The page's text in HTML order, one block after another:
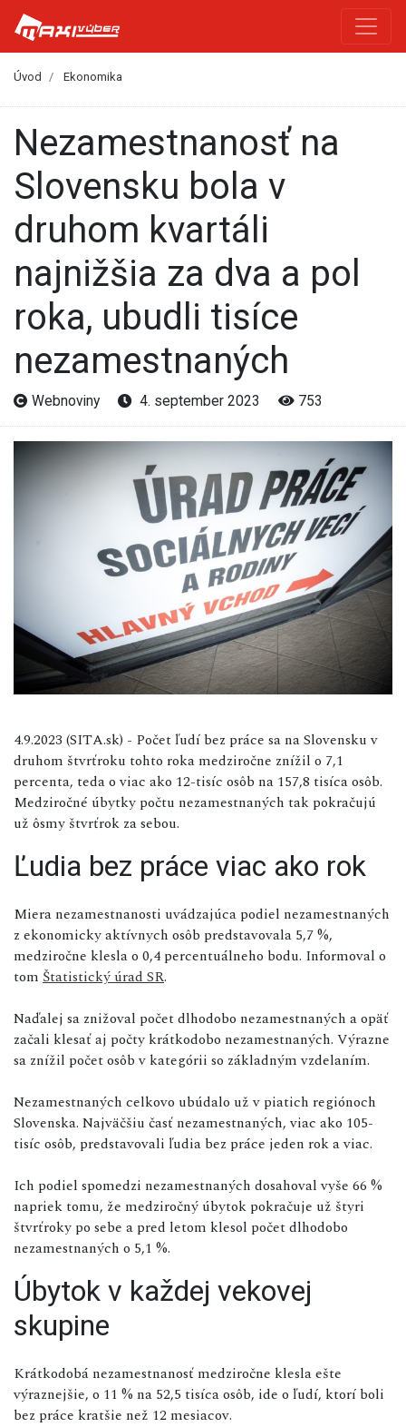
Úvod Ekonomika
Nezamestnanosť na
Slovensku bola v
druhom kvartáli
najnižšia za dva a pol
roka, ubudli tisíce
nezamestnaných
Webnoviny 4. september 2023 753
4.9.2023 (SITA.sk) - Počet ľudí bez práce sa na Slovensku v
druhom štvrťroku tohto roka medziročne znížil o 7,1
percenta, teda o viac ako 12-tisíc osôb na 157,8 tisíca osôb.
Medziročné úbytky počtu nezamestnaných tak pokračujú
už ôsmy štvrťrok za sebou.
Ľudia bez práce viac ako rok
Miera nezamestnanosti uvádzajúca podiel nezamestnaných
z ekonomicky aktívnych osôb predstavovala 5,7 %,
medziročne klesla o 0,4 percentuálneho bodu. Informoval o
tom Štatistický úrad SR.
Naďalej sa znižoval počet dlhodobo nezamestnaných a opäť
začali klesať aj počty krátkodobo nezamestnaných. Výrazne
sa znížil počet osôb v kategórii so základným vzdelaním.
Nezamestnaných celkovo ubúdalo už v piatich regiónoch
Slovenska. Najväčšiu časť nezamestnaných, viac ako 105-
tisíc osôb, predstavovali ľudia bez práce jeden rok a viac.
Ich podiel spomedzi nezamestnaných dosahoval vyše 66 %
napriek tomu, že medziročný úbytok pokračuje už štyri
štvrťroky po sebe a pred letom klesol počet dlhodobo
nezamestnaných o 5,1 %.
Úbytok v každej vekovej
skupine
Krátkodobá nezamestnanosť medziročne klesla ešte
výraznejšie, o 11 % na 52,5 tisíca osôb, ide o ľudí, ktorí boli
bez práce kratšie než 12 mesiacov.